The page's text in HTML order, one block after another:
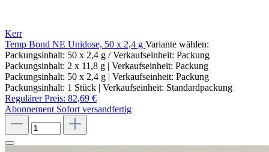
Kerr
Temp Bond NE Unidose, 50 x 2,4 g Variante wählen:
Packungsinhalt: 50 x 2,4 g / Verkaufseinheit: Packung
Packungsinhalt: 2 x 11,8 g | Verkaufseinheit: Packung
Packungsinhalt: 50 x 2,4 g | Verkaufseinheit: Packung
Packungsinhalt: 1 Stück | Verkaufseinheit: Standardpackung
Regulärer Preis: 82,69 €
Abonnement Sofort versandfertig